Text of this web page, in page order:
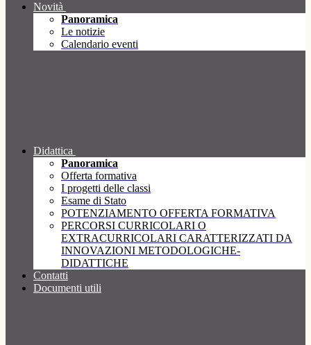
Novità
Panoramica
Le notizie
Calendario eventi
Didattica
Panoramica
Offerta formativa
I progetti delle classi
Esame di Stato
POTENZIAMENTO OFFERTA FORMATIVA
PERCORSI CURRICOLARI O
EXTRACURRICOLARI CARATTERIZZATI DA
INNOVAZIONI METODOLOGICHE-
DIDATTICHE
Contatti
Documenti utili